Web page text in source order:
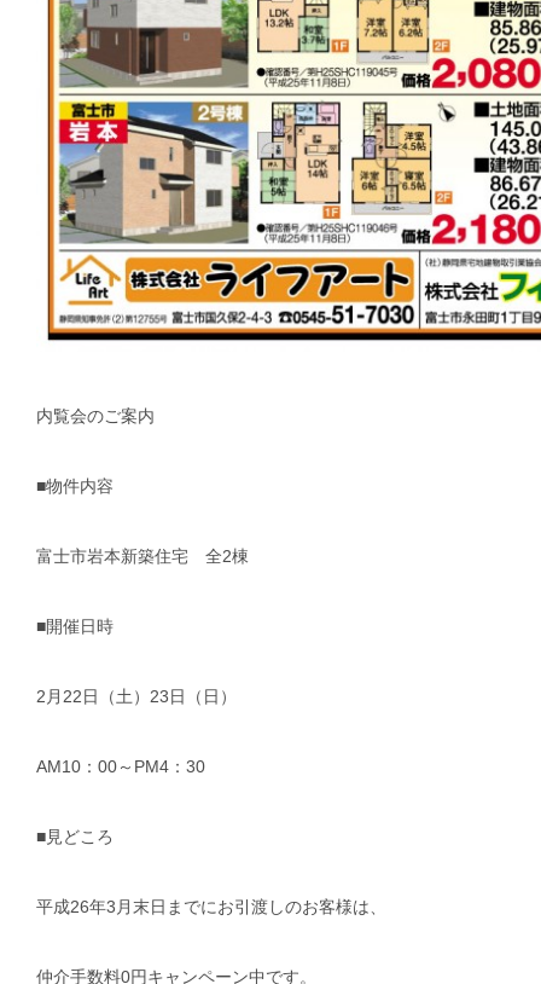
内覧会のご案内
■物件内容
富士市岩本新築住宅 全2棟
■開催日時
2月22日（土）23日（日）
AM10：00～PM4：30
■見どころ
平成26年3月末日までにお引渡しのお客様は、
仲介手数料0円キャンペーン中です。